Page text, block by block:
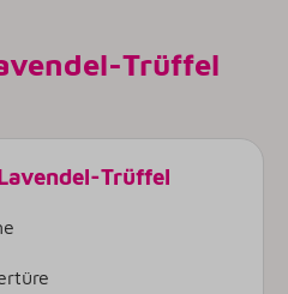
Trüffel
Trüffel